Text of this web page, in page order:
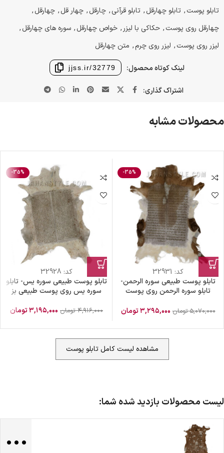
تابلو پوست, تابلو چهارقل, تابلو قرآنی, چارقل, چهار قل, چهارقل,
چهارقل روی پوست, حکاکی با لیزر , خواص چهارقل, سوره های چهارقل,
لیزر روی پوست, لیزر روی چرم, متن چهارقل
لینک کوتاه محصول: jjss.ir/32779
اشتراک گذاری:
محصولات مشابه
-35%
کد: 32931
تابلو پوست طبیعی سوره الرحمن-
تابلو سوره الرحمن روی پوست
۵,۰۷۰,۰۰۰ تومان ۳,۲۹۵,۰۰۰تومان
-35%
کد: 32928
تابلو پوست طبیعی سوره یس- تابلو
سوره یس روی پوست طبیعی بز
۴,۹۱۶,۰۰۰ تومان ۳,۱۹۵,۰۰۰تومان
مشاهده لیست کامل تابلو پوست
لیست محصولات بازدید شده شما:
...